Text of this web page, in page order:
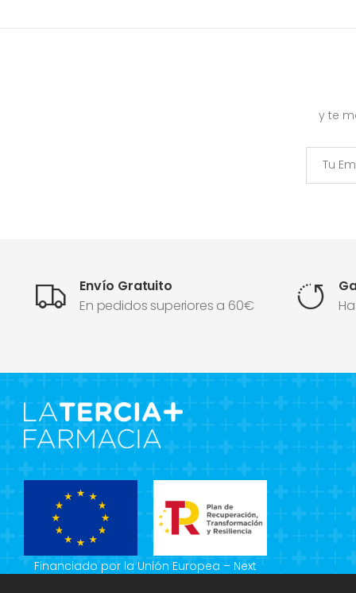
y te
Envío Gratuito
En pedidos superiores a 60€
Financiado por la Unión Europea – Next